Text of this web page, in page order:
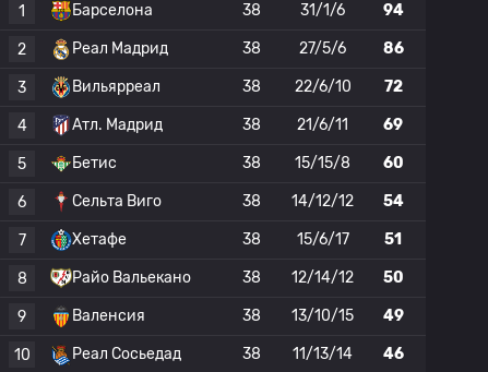
1
Барселона 38 31/1/6 94
2 Реал Мадрид 38 27/5/6 86
3 Вильярреал 38 22/6/10 72
4 Атл. Мадрид 38 21/6/11 69
5 Бетис 38 15/15/8 60
6 Сельта Виго 38 14/12/12 54
7 Хетафе 38 15/6/17 51
8 Райо Вальекано 38 12/14/12 50
9 Валенсия 38 13/10/15 49
10 Реал Сосьедад 38 11/13/14 46